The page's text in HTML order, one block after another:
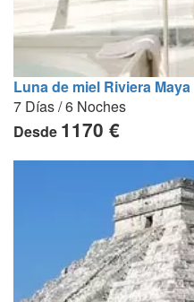
Luna de miel Riviera Maya
7 Días / 6 Noches
Desde 1170 €